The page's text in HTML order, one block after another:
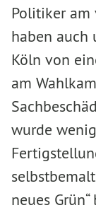
Politiker am
haben auch
Köln von
am
wurde
neues